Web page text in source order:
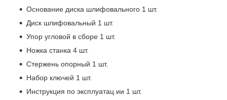
Основание диска шлифовального 1 шт.
Диск шлифовальный 1 шт.
Упор угловой в сборе 1 шт.
Ножка станка 4 шт.
Стержень опорный 1 шт.
Набор ключей 1 шт.
Инструкция по эксплуатац ии 1 шт.